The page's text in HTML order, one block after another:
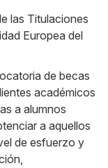
las Titulaciones
Europea del
de becas
académicos
a alumnos
a aquellos
de esfuerzo y